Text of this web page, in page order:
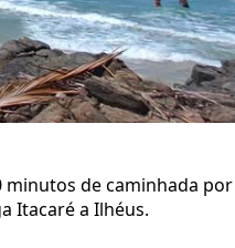
minutos de caminhada
Itacaré a Ilhéus.